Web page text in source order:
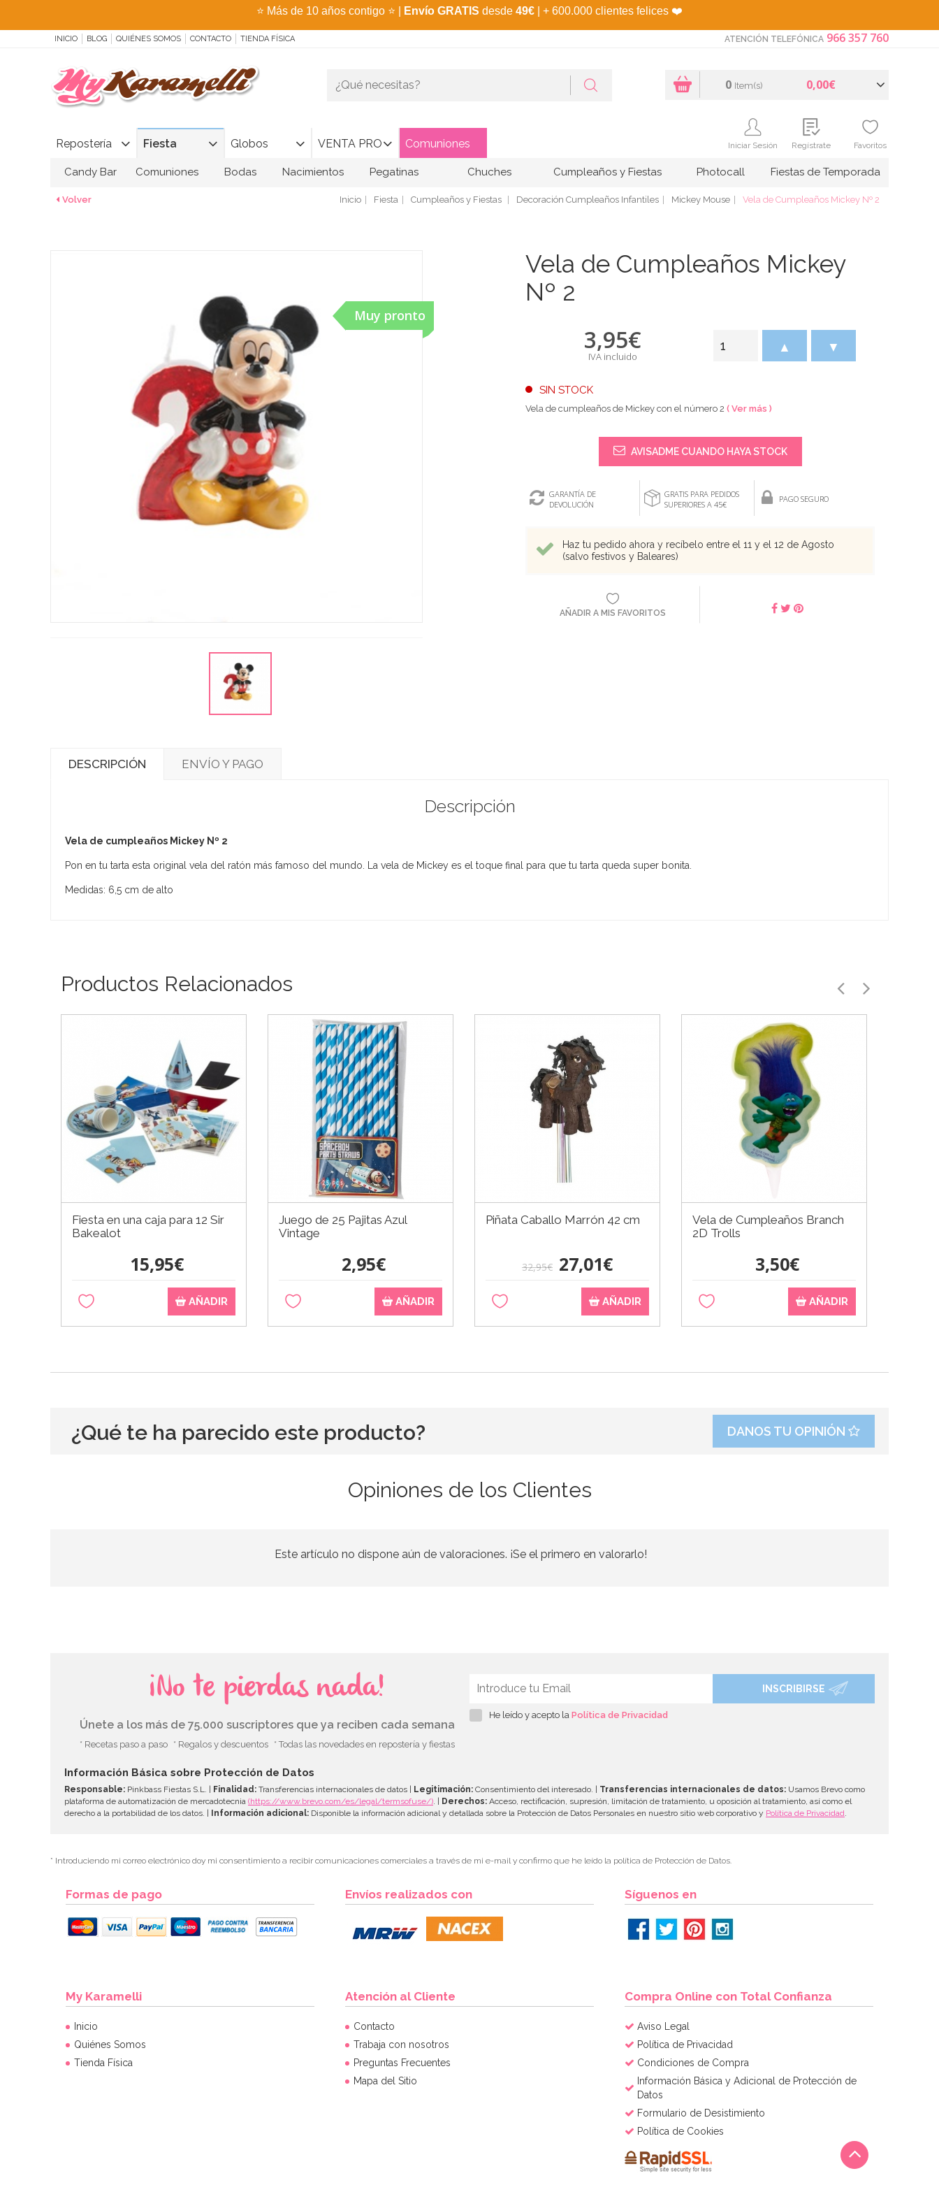
⭐ Más de 10 años contigo ⭐ Envío GRATIS desde 49€ | + 600.000 clientes felices ❤️
INICIO BLOG QUIÉNES SOMOS CONTACTO TIENDA FÍSICA ATENCIÓN TELEFÓNICA 966 357 760
Repostería Fiesta Globos VENTA PRO Comuniones
0 Item(s) 0,00€
Iniciar Sesión Regístrate Favoritos
Candy Bar Comuniones Bodas Nacimientos Pegatinas Chuches Cumpleaños y Fiestas Photocall Fiestas de Temporada
Volver Inicio Fiesta Cumpleaños y Fiestas Decoración Cumpleaños Infantiles Mickey Mouse Vela de Cumpleaños Mickey Nº 2
Muy pronto
Vela de Cumpleaños Mickey
Nº 2
3,95€
IVA incluido
SIN STOCK
▲ ▼
Vela de cumpleaños de Mickey con el número 2 ( Ver más )
AVISADME CUANDO HAYA STOCK
GARANTÍA DE
DEVOLUCIÓN
GRATIS PARA PEDIDOS
SUPERIORES A 45€
PAGO SEGURO
Haz tu pedido ahora y recíbelo entre el 11 y el 12 de Agosto
(salvo festivos y Baleares)
AÑADIR A MIS FAVORITOS
DESCRIPCIÓN ENVÍO Y PAGO
Descripción
Vela de cumpleaños Mickey Nº 2
Pon en tu tarta esta original vela del ratón más famoso del mundo. La vela de Mickey es el toque final para que tu tarta queda super bonita.
Medidas: 6,5 cm de alto
Productos Relacionados
Fiesta en una caja para 12 Sir
Bakealot
15,95€
AÑADIR
Juego de 25 Pajitas Azul
Vintage
2,95€
AÑADIR
Piñata Caballo Marrón 42 cm
32,95€ 27,01€
AÑADIR
Vela de Cumpleaños Branch
2D Trolls
3,50€
AÑADIR
¿Qué te ha parecido este producto? DANOS TU OPINIÓN
Opiniones de los Clientes
Este artículo no dispone aún de valoraciones. ¡Se el primero en valorarlo!
¡No te pierdas nada!
Únete a los más de 75.000 suscriptores que ya reciben cada semana
* Recetas paso a paso * Regalos y descuentos * Todas las novedades en repostería y fiestas
INSCRIBIRSE
He leído y acepto la Política de Privacidad
Información Básica sobre Protección de Datos
Responsable: Pinkbass Fiestas S.L. | Finalidad: Transferencias internacionales de datos | Legitimación: Consentimiento del interesado. | Transferencias internacionales de datos: Usamos Brevo como
plataforma de automatización de mercadotecnia (https://www.brevo.com/es/legal/termsofuse/) . | Derechos: Acceso, rectificación, supresión, limitación de tratamiento, u oposición al tratamiento, así como el
derecho a la portabilidad de los datos. | Información adicional: Disponible la información adicional y detallada sobre la Protección de Datos Personales en nuestro sitio web corporativo y Política de Privacidad
* Introduciendo mi correo electrónico doy mi consentimiento a recibir comunicaciones comerciales a través de mi e-mail y confirmo que he leído la política de Protección de Datos.
Formas de pago Envíos realizados con Síguenos en
My Karamelli
Inicio
Quiénes Somos
Tienda Física
Atención al Cliente
Contacto
Trabaja con nosotros
Preguntas Frecuentes
Mapa del Sitio
Compra Online con Total Confianza
Aviso Legal
Política de Privacidad
Condiciones de Compra
Información Básica y Adicional de Protección de
Datos
Formulario de Desistimiento
Política de Cookies